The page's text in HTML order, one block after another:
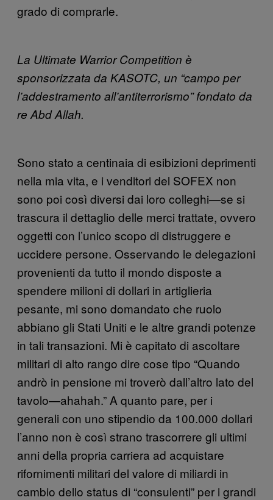
grado di comprarle.
La Ultimate Warrior Competition è
sponsorizzata da KASOTC, un “campo per
l’addestramento all’antiterrorismo” fondato da
re Abd Allah.
Sono stato a centinaia di esibizioni deprimenti
nella mia vita, e i venditori del SOFEX non
sono poi così diversi dai loro colleghi—se si
trascura il dettaglio delle merci trattate, ovvero
oggetti con l’unico scopo di distruggere e
uccidere persone. Osservando le delegazioni
provenienti da tutto il mondo disposte a
spendere milioni di dollari in artiglieria
pesante, mi sono domandato che ruolo
abbiano gli Stati Uniti e le altre grandi potenze
in tali transazioni. Mi è capitato di ascoltare
militari di alto rango dire cose tipo “Quando
andrò in pensione mi troverò dall’altro lato del
tavolo—ahahah.” A quanto pare, per i
generali con uno stipendio da 100.000 dollari
l’anno non è così strano trascorrere gli ultimi
anni della propria carriera ad acquistare
rifornimenti militari del valore di miliardi in
cambio dello status di “consulenti” per i grandi